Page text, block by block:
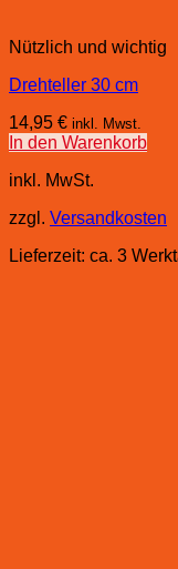
Nützlich und wichtig
Drehteller 30 cm
14,95 € inkl. Mwst.
In den Warenkorb
inkl. MwSt.
zzgl. Versandkosten
Lieferzeit: ca. 3